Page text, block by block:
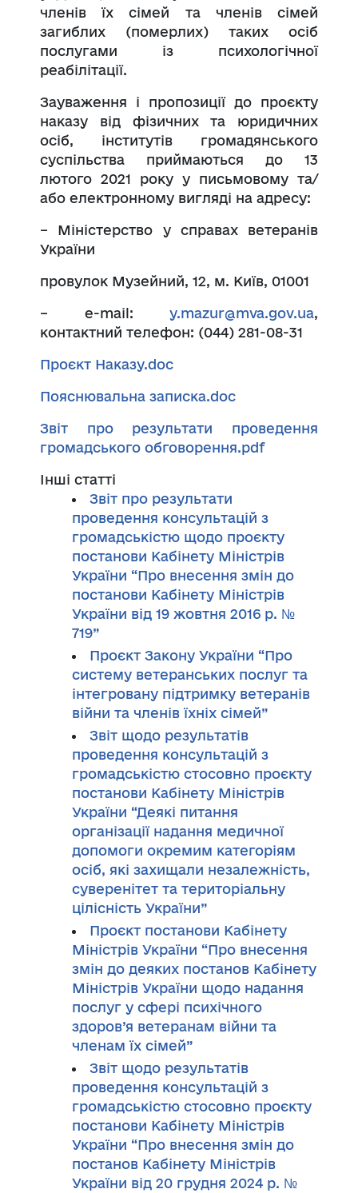
членів їх сімей та членів сімей
загиблих (померлих) таких осіб
послугами із психологічної
реабілітації.
Зауваження і пропозиції до проєкту
наказу від фізичних та юридичних
осіб, інститутів громадянського
суспільства приймаються до 13
лютого 2021 року у письмовому та/
або електронному вигляді на адресу:
– Міністерство у справах ветеранів
України
провулок Музейний, 12, м. Київ, 01001
– е-mail: y.mazur@mva.gov.ua,
контактний телефон: (044) 281-08-31
Проєкт Наказу.doc
Пояснювальна записка.doc
Звіт про результати проведення
громадського обговорення.pdf
Інші статті
Звіт про результати
проведення консультацій з
громадськістю щодо проєкту
постанови Кабінету Міністрів
України “Про внесення змін до
постанови Кабінету Міністрів
України від 19 жовтня 2016 р. №
719”
Проєкт Закону України “Про
систему ветеранських послуг та
інтегровану підтримку ветеранів
війни та членів їхніх сімей”
Звіт щодо результатів
проведення консультацій з
громадськістю стосовно проєкту
постанови Кабінету Міністрів
України “Деякі питання
організації надання медичної
допомоги окремим категоріям
осіб, які захищали незалежність,
суверенітет та територіальну
цілісність України”
Проєкт постанови Кабінету
Міністрів України “Про внесення
змін до деяких постанов Кабінету
Міністрів України щодо надання
послуг у сфері психічного
здоров’я ветеранам війни та
членам їх сімей”
Звіт щодо результатів
проведення консультацій з
громадськістю стосовно проєкту
постанови Кабінету Міністрів
України “Про внесення змін до
постанов Кабінету Міністрів
України від 20 грудня 2024 р. №